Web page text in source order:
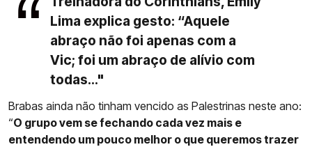
Lima explica gesto: “Aquele
abraço não foi apenas com a
Vic; foi um abraço de alívio com
todas..."
Brabas ainda não tinham vencido as Palestrinas neste ano:
“O grupo vem se fechando cada vez mais e
entendendo um pouco melhor o que queremos trazer